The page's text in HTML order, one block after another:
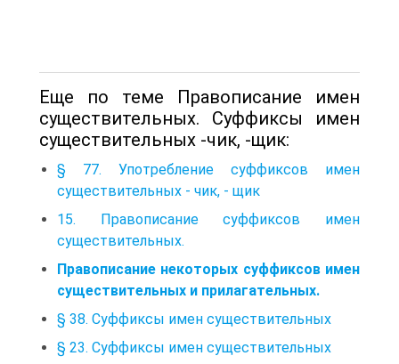
Еще по теме Правописание имен
существительных. Суффиксы имен
существительных -чик, -щик:
§ 77. Употребление суффиксов имен
существительных - чик, - щик
15. Правописание суффиксов имен
существительных.
Правописание некоторых суффиксов имен
существительных и прилагательных.
§ 38. Суффиксы имен существительных
§ 23. Суффиксы имен существительных